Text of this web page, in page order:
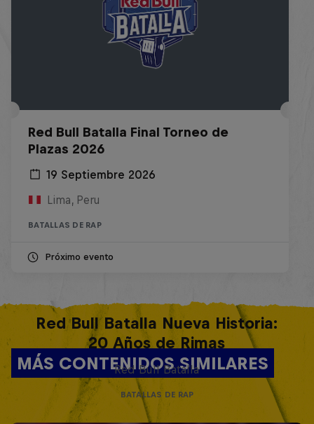
Red Bull Batalla Final Torneo de
Plazas 2026
19 Septiembre 2026
Lima, Peru
BATALLAS DE RAP
Próximo evento
MÁS CONTENIDOS SIMILARES
Red Bull Batalla Nueva Historia:
20 Años de Rimas
Red Bull Batalla
BATALLAS DE RAP